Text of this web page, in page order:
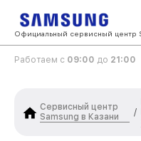
Официальный сервисный центр
Работаем с 09:00 до 21:00
Сервисный центр
Samsung в Казани
/